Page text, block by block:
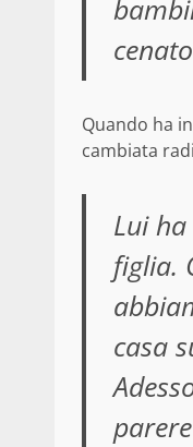
Quando ha
cambiata
Lui
figlia.
casa